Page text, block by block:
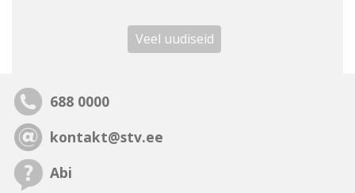
Veel uudiseid
688 0000
kontakt@stv.ee
Abi